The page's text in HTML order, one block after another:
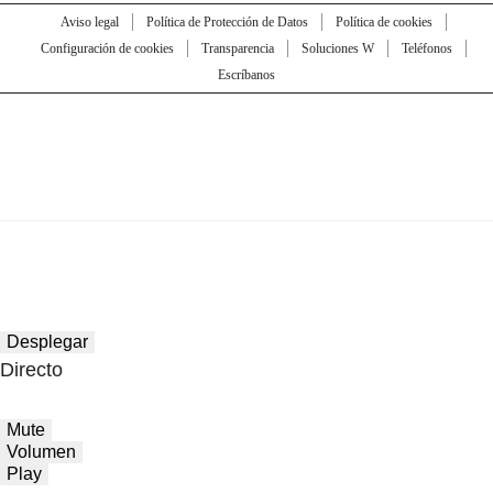
Aviso legal Política de Protección de Datos
Política de cookies
Configuración de cookies
Transparencia Soluciones W
Teléfonos
Escríbanos
Desplegar
Directo
Mute
Volumen
Play